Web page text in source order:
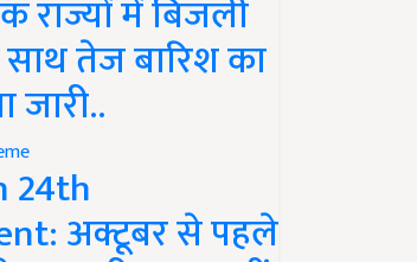
राज्यों में बिजली
तेज बारिश का
जारी..
24th
अक्टूबर से पहले